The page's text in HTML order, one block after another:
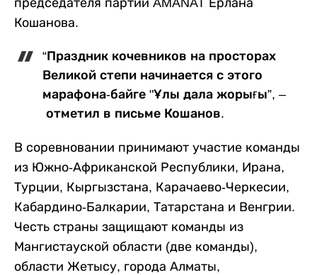
председателя партии AMANAT Ерлана
Кошанова.
“Праздник кочевников на просторах
Великой степи начинается с этого
марафона-байге "Ұлы дала жорығы”, –
отметил в письме Кошанов.
В соревновании принимают участие команды
из Южно-Африканской Республики, Ирана,
Турции, Кыргызстана, Карачаево-Черкесии,
Кабардино-Балкарии, Татарстана и Венгрии.
Честь страны защищают команды из
Мангистауской области (две команды),
области Жетысу, города Алматы,